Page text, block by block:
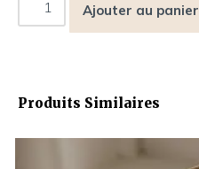
Ajouter au panier
Produits Similaires